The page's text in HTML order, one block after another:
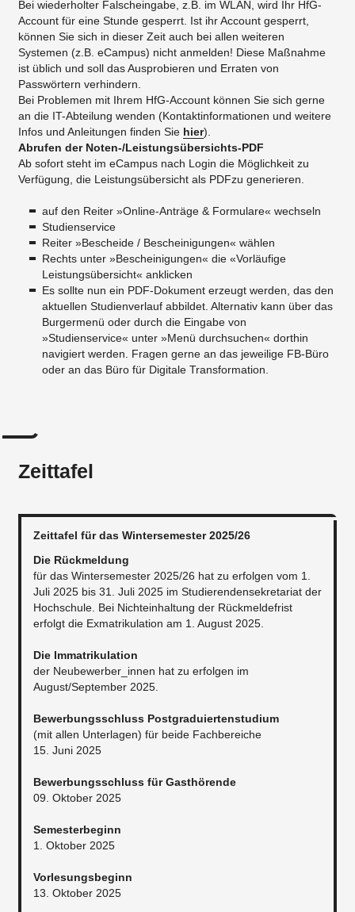
Bei wiederholter Falscheingabe, z.B. im WLAN, wird Ihr HfG-
Account für eine Stunde gesperrt. Ist ihr Account gesperrt,
können Sie sich in dieser Zeit auch bei allen weiteren
Systemen (z.B. eCampus) nicht anmelden! Diese Maßnahme
ist üblich und soll das Ausprobieren und Erraten von
Passwörtern verhindern.
Bei Problemen mit Ihrem HfG-Account können Sie sich gerne
an die IT-Abteilung wenden (Kontaktinformationen und weitere
Infos und Anleitungen finden Sie hier).
Abrufen der Noten-/Leistungsübersichts-PDF
Ab sofort steht im eCampus nach Login die Möglichkeit zu
Verfügung, die Leistungsübersicht als PDFzu generieren.
auf den Reiter »Online-Anträge & Formulare« wechseln
Studienservice
Reiter »Bescheide / Bescheinigungen« wählen
Rechts unter »Bescheinigungen« die «Vorläufige
Leistungsübersicht« anklicken
Es sollte nun ein PDF-Dokument erzeugt werden, das den
aktuellen Studienverlauf abbildet. Alternativ kann über das
Burgermenü oder durch die Eingabe von
»Studienservice« unter »Menü durchsuchen« dorthin
navigiert werden. Fragen gerne an das jeweilige FB-Büro
oder an das Büro für Digitale Transformation.
Zeittafel
Zeittafel für das Wintersemester 2025/26
Die Rückmeldung
für das Wintersemester 2025/26 hat zu erfolgen vom 1.
Juli 2025 bis 31. Juli 2025 im Studierendensekretariat der
Hochschule. Bei Nichteinhaltung der Rückmeldefrist
erfolgt die Exmatrikulation am 1. August 2025.
Die Immatrikulation
der Neubewerber_innen hat zu erfolgen im
August/September 2025.
Bewerbungsschluss Postgraduiertenstudium
(mit allen Unterlagen) für beide Fachbereiche
15. Juni 2025
Bewerbungsschluss für Gasthörende
09. Oktober 2025
Semesterbeginn
1. Oktober 2025
Vorlesungsbeginn
13. Oktober 2025